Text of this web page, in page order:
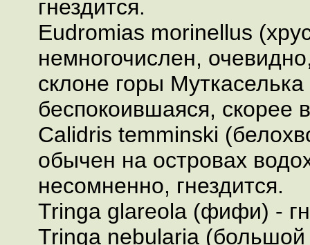
гнездится.
Eudromias morinellus
немногочислен,
склоне горы
беспокоившаяся, скорее
Calidris temminski
обычен на островах
несомненно, гнездится.
Tringa glareola (фифи) -
Tringa nebularia (большой